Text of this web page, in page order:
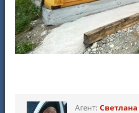
Агент: Светлана